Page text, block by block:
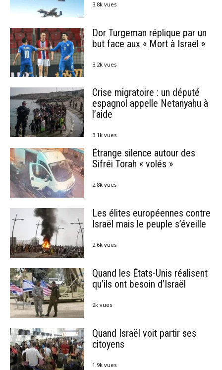
3.8k vues
Dor Turgeman réplique par un
but face aux « Mort à Israël »
3.2k vues
Crise migratoire : un député
espagnol appelle Netanyahu à
l’aide
3.1k vues
Étrange silence autour des
Sifréi Torah « volés »
2.8k vues
Les élites européennes contre
Israël mais le peuple s’éveille
2.6k vues
Quand les États-Unis réalisent
qu’ils ont besoin d’Israël
2k vues
Quand Israël voit partir ses
citoyens
1.9k vues